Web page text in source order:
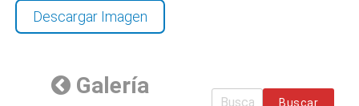
Descargar Imagen
Galería
Buscar